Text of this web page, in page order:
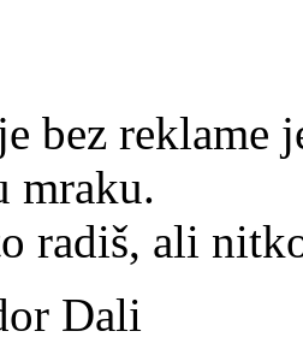
bez reklame
mraku.
radiš, ali
Dali